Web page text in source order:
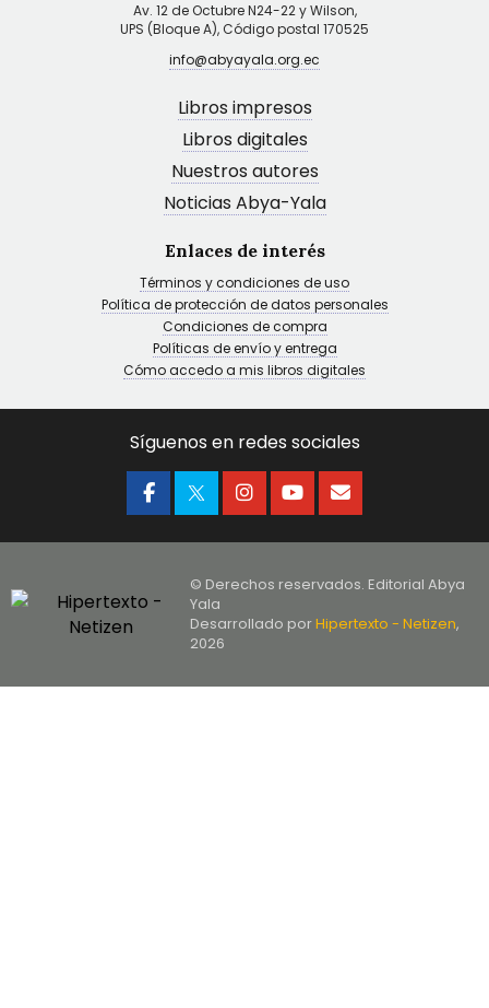
Av. 12 de Octubre N24-22 y Wilson,
UPS (Bloque A), Código postal 170525
info@abyayala.org.ec
Libros impresos
Libros digitales
Nuestros autores
Noticias Abya-Yala
Enlaces de interés
Términos y condiciones de uso
Política de protección de datos personales
Condiciones de compra
Políticas de envío y entrega
Cómo accedo a mis libros digitales
Síguenos en redes sociales
© Derechos reservados. Editorial Abya
Yala
Desarrollado porHipertexto - Netizen,
2026